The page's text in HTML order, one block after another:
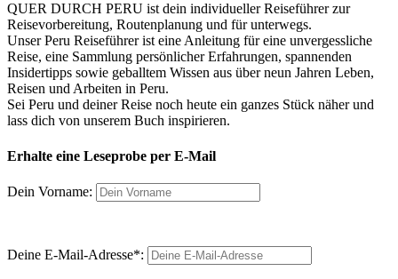
QUER DURCH PERU ist dein individueller Reiseführer zur
Reisevorbereitung, Routenplanung und für unterwegs.
Unser Peru Reiseführer ist eine Anleitung für eine unvergessliche
Reise, eine Sammlung persönlicher Erfahrungen, spannenden
Insidertipps sowie geballtem Wissen aus über neun Jahren Leben,
Reisen und Arbeiten in Peru.
Sei Peru und deiner Reise noch heute ein ganzes Stück näher und
lass dich von unserem Buch inspirieren.
Erhalte eine Leseprobe per E-Mail
Dein Vorname:
Deine E-Mail-Adresse*: